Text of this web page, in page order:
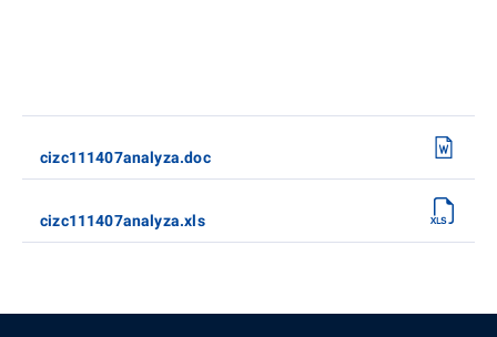
cizc111407analyza.doc
cizc111407analyza.xls